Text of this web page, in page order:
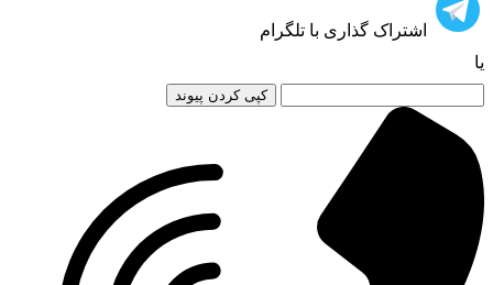
اشتراک گذاری با تلگرام
یا
کپی کردن پیوند